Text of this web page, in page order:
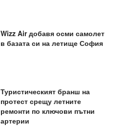
Wizz Air добавя осми самолет
в базата си на летище София
Туристическият бранш на
протест срещу летните
ремонти по ключови пътни
артерии